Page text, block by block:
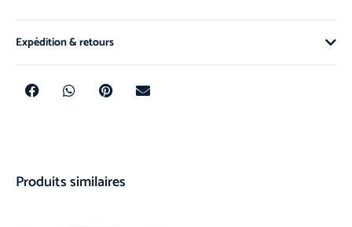
Expédition & retours
Produits similaires